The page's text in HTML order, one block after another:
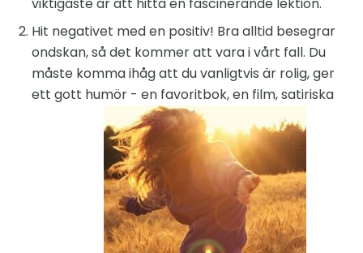
Hit negativet med en positiv! Bra alltid besegrar
ondskan, så det kommer att vara i vårt fall. Du
måste komma ihåg att du vanligtvis är rolig, ger
ett gott humör - en favoritbok, en film, satiriska